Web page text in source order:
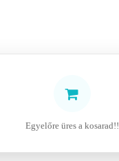
Egyelőre üres a kosarad!!